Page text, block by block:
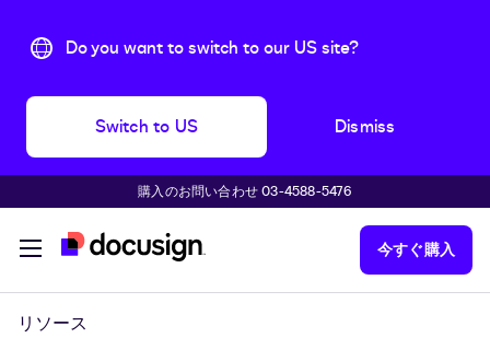
Do you want to switch to our US site?
Switch to US Dismiss
購入のお問い合わせ 03-4588-5476
今すぐ購入
リソース